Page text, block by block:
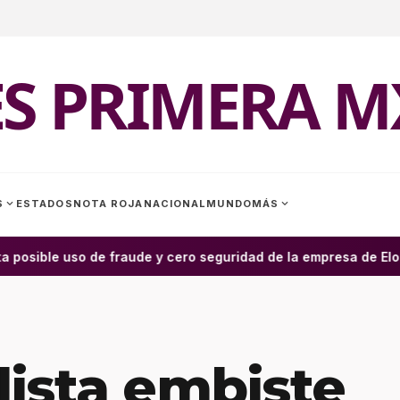
PRIMERA
expand_more ESTADOS NOTA ROJA NACIONAL MUNDOMÁS expand_more
uso de fraude y cero seguridad de la empresa de Elon